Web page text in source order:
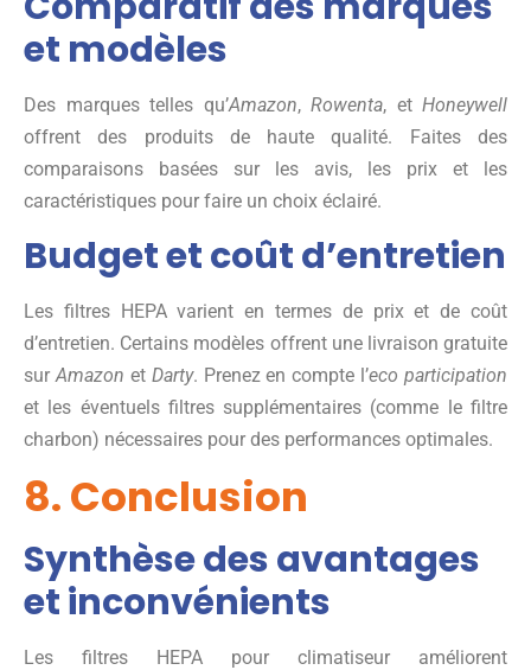
et modèles
Des marques telles qu’Amazon, Rowenta, et Honeywell
offrent des produits de haute qualité. Faites des
comparaisons basées sur les avis, les prix et les
caractéristiques pour faire un choix éclairé.
Budget et coût d’entretien
Les filtres HEPA varient en termes de prix et de coût
d’entretien. Certains modèles offrent une livraison gratuite
sur Amazon et Darty. Prenez en compte l’eco participation
et les éventuels filtres supplémentaires (comme le filtre
charbon) nécessaires pour des performances optimales.
8. Conclusion
Synthèse des avantages
et inconvénients
Les filtres HEPA pour climatiseur améliorent